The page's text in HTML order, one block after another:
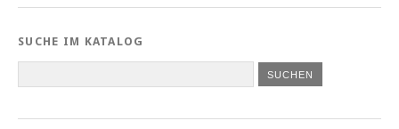
SUCHE IM KATALOG
SUCHEN